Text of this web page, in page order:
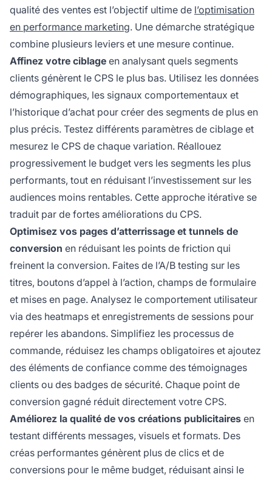
qualité des ventes est l’objectif ultime de l’optimisation
en performance marketing. Une démarche stratégique
combine plusieurs leviers et une mesure continue.
Affinez votre ciblage en analysant quels segments
clients génèrent le CPS le plus bas. Utilisez les données
démographiques, les signaux comportementaux et
l’historique d’achat pour créer des segments de plus en
plus précis. Testez différents paramètres de ciblage et
mesurez le CPS de chaque variation. Réallouez
progressivement le budget vers les segments les plus
performants, tout en réduisant l’investissement sur les
audiences moins rentables. Cette approche itérative se
traduit par de fortes améliorations du CPS.
Optimisez vos pages d’atterrissage et tunnels de
conversion en réduisant les points de friction qui
freinent la conversion. Faites de l’A/B testing sur les
titres, boutons d’appel à l’action, champs de formulaire
et mises en page. Analysez le comportement utilisateur
via des heatmaps et enregistrements de sessions pour
repérer les abandons. Simplifiez les processus de
commande, réduisez les champs obligatoires et ajoutez
des éléments de confiance comme des témoignages
clients ou des badges de sécurité. Chaque point de
conversion gagné réduit directement votre CPS.
Améliorez la qualité de vos créations publicitaires en
testant différents messages, visuels et formats. Des
créas performantes génèrent plus de clics et de
conversions pour le même budget, réduisant ainsi le